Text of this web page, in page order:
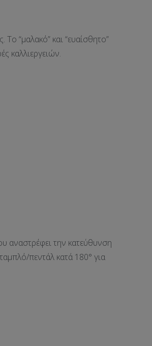
“μαλακό” και “ευαίσθητο”
καλλιεργειών.
αναστρέφει την κατεύθυνση
πεντάλ κατά 180° για